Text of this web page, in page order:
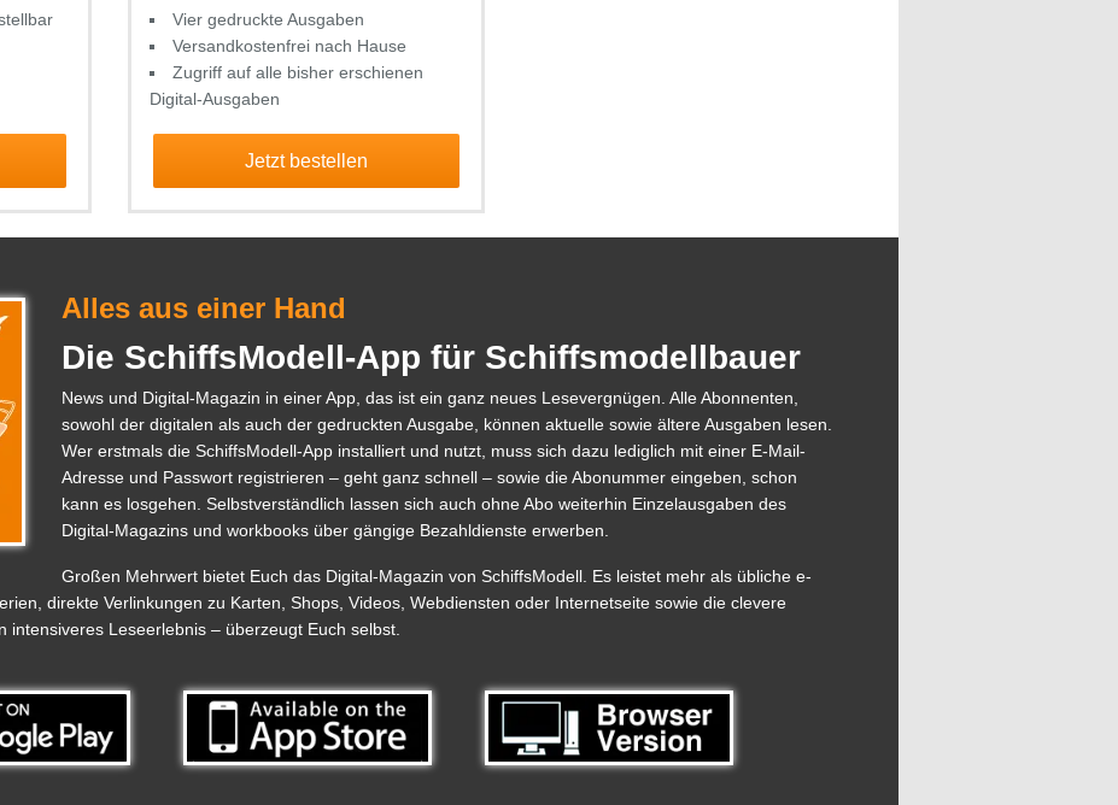
Vier gedruckte Ausgaben
Versandkostenfrei nach Hause
Zugriff auf alle bisher erschienen
Digital-Ausgaben
Jetzt bestellen
Alles aus einer Hand
Die SchiffsModell-App für Schiffsmodellbauer
News und Digital-Magazin in einer App, das ist ein ganz neues Lesevergnügen. Alle Abonnenten,
sowohl der digitalen als auch der gedruckten Ausgabe, können aktuelle sowie ältere Ausgaben lesen.
Wer erstmals die SchiffsModell-App installiert und nutzt, muss sich dazu lediglich mit einer E-Mail-
Adresse und Passwort registrieren – geht ganz schnell – sowie die Abonummer eingeben, schon
kann es losgehen. Selbstverständlich lassen sich auch ohne Abo weiterhin Einzelausgaben des
Digital-Magazins und workbooks über gängige Bezahldienste erwerben.
Großen Mehrwert bietet Euch das Digital-Magazin von SchiffsModell. Es leistet mehr als übliche e-
direkte Verlinkungen zu Karten, Shops, Videos, Webdiensten oder Internetseite sowie die clevere
intensiveres Leseerlebnis – überzeugt Euch selbst.